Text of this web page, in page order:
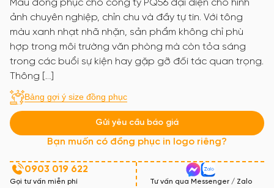
Mẫu đồng phục cho công ty PQ56 đại diện cho hình
ảnh chuyên nghiệp, chỉn chu và đầy tự tin. Với tông
màu xanh nhạt nhã nhặn, sản phẩm không chỉ phù
hợp trong môi trường văn phòng mà còn tỏa sáng
trong các buổi sự kiện hay gặp gỡ đối tác quan trọng.
Thông […]
Bảng gợi ý size đồng phục
Gửi yêu cầu báo giá
Bạn muốn có đồng phục in logo riêng?
0903 019 622
Gọi tư vấn miễn phí Tư vấn qua Messenger / Zalo